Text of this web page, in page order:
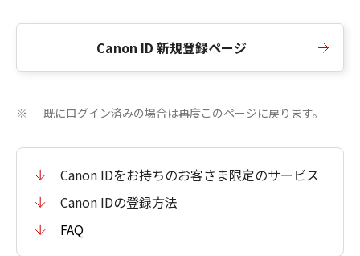
Canon ID 新規登録ページ
※ 既にログイン済みの場合は再度このページに戻ります。
Canon IDをお持ちのお客さま限定のサービス
Canon IDの登録方法
FAQ